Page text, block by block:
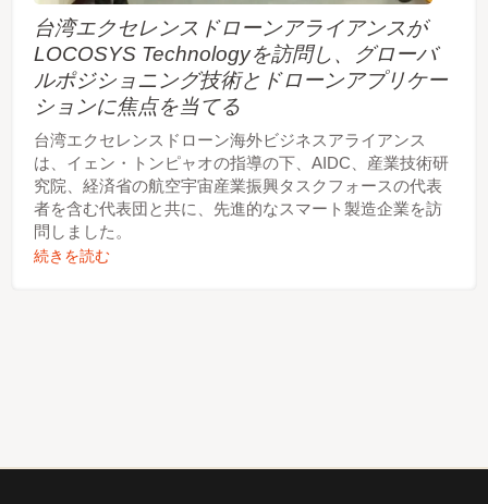
台湾エクセレンスドローンアライアンスが
LOCOSYS Technologyを訪問し、グローバ
ルポジショニング技術とドローンアプリケー
ションに焦点を当てる
台湾エクセレンスドローン海外ビジネスアライアンス
は、イェン・トンピャオの指導の下、AIDC、産業技術研
究院、経済省の航空宇宙産業振興タスクフォースの代表
者を含む代表団と共に、先進的なスマート製造企業を訪
問しました。
続きを読む